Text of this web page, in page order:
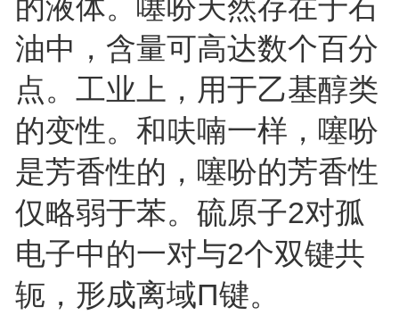
油中，含量可高达数个百分
点。工业上，用于乙基醇类
的变性。和呋喃一样，噻吩
是芳香性的，噻吩的芳香性
仅略弱于苯。硫原子2对孤
电子中的一对与2个双键共
轭，形成离域Π键。